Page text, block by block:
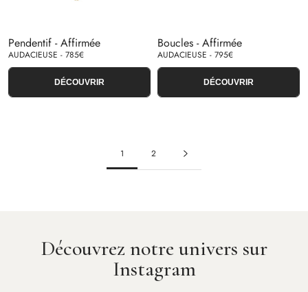
Pendentif - Affirmée
AUDACIEUSE - 785€
DÉCOUVRIR
Boucles - Affirmée
AUDACIEUSE - 795€
DÉCOUVRIR
1 2
Découvrez notre univers sur
Instagram